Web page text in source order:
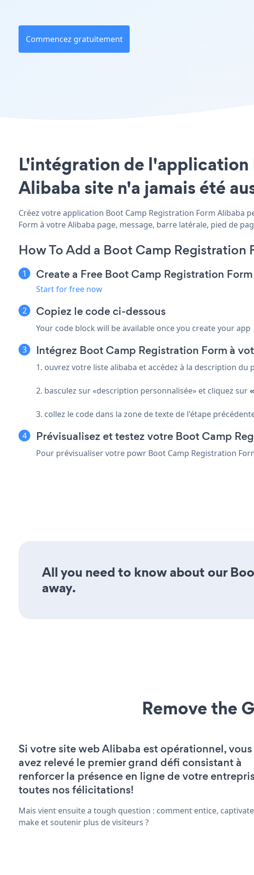
Commencez gratuitement
L'intégration de
Alibaba site n'a jamais été
Créez votre application Boot Camp Registration Form Alibaba
Form à votre Alibaba page, message, barre latérale, pied de
How To Add a Boot Camp Registration
Create a Free Boot Camp Registration
Start for free now
Copiez le code ci-dessous
Your code block will be available once you create your app
Intégrez Boot Camp Registration Form à
1. ouvrez votre liste alibaba et accédez à la description du
2. basculez sur «description personnalisée» et cliquez sur
3. collez le code dans la zone de texte de l'étape
Prévisualisez et testez votre Boot Camp
Pour prévisualiser votre powr Boot Camp Registration
All you need to know about our
away.
Remove the
Si votre site web Alibaba est opérationnel, vous
avez relevé le premier grand défi consistant à
renforcer la présence en ligne de votre
toutes nos félicitations!
Mais vient ensuite a tough question : comment entice,
make et soutenir plus de visiteurs ?